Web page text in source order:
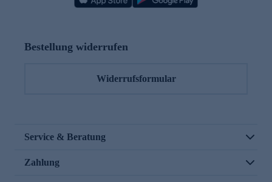
Bestellung widerrufen
Widerrufsformular
Service & Beratung
Zahlung